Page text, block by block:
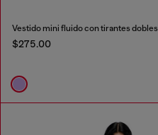
Vestido mini fluido con tirantes dobles
$275.00